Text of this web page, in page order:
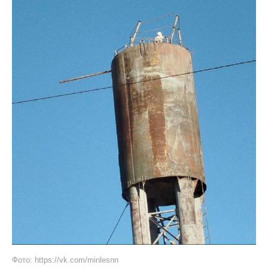
Фото: https://vk.com/minlesnn